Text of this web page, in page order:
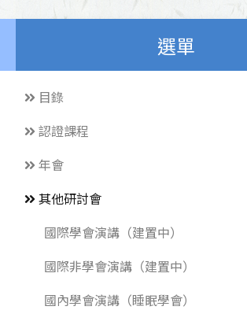
選單
目錄
認證課程
年會
其他研討會
國際學會演講（建置中）
國際非學會演講（建置中）
國內學會演講（睡眠學會）